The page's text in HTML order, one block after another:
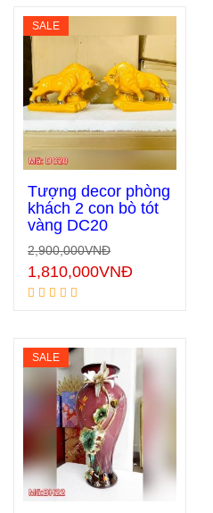
SALE
Thêm vào giỏ hàng
Tượng decor phòng
khách 2 con bò tót
vàng DC20
2,900,000VNĐ
1,810,000VNĐ
SALE